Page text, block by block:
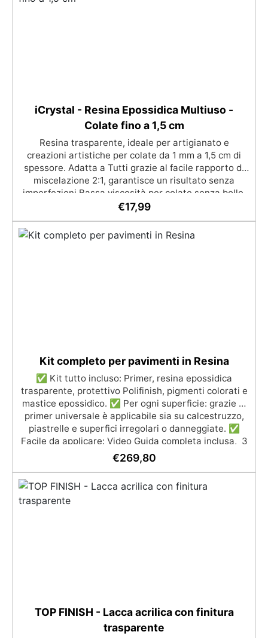
iCrystal - Resina Epossidica Multiuso -
Colate fino a 1,5 cm
Resina trasparente, ideale per artigianato e
creazioni artistiche per colate da 1 mm a 1,5 cm di
spessore. Adatta a Tutti grazie al facile rapporto di
miscelazione 2:1, garantisce un risultato senza
imperfezioni Bassa viscosità per colate senza bolle,
compatibile con legno, silicone, vetro, metallo e altri
per il contatto con la pelle, Bpa Free e senza Solventi
(Voc Free) Superficie lucida, autolivellante e con filtri
€17,99
Kit completo per pavimenti in Resina
✅ Kit tutto incluso: Primer, resina epossidica
trasparente, protettivo Polifinish, pigmenti colorati e
mastice epossidico. ✅ Per ogni superficie: grazie al
primer universale è applicabile sia su calcestruzzo,
piastrelle e superfici irregolari o danneggiate. ✅
Facile da applicare: Video Guida completa inclusa, 3
semplici passaggi, dalla preparazione della superficie
alla finitura protettiva antigraffio. ✅ Risultati
professionali: Sistema autolivellante, resistente ai
raggi UV, duraturo e con finitura lucida o satinata. ✅
Personalizzabile: Disponibile in kit per metrature da
€269,80
TOP FINISH - Lacca acrilica con finitura
trasparente